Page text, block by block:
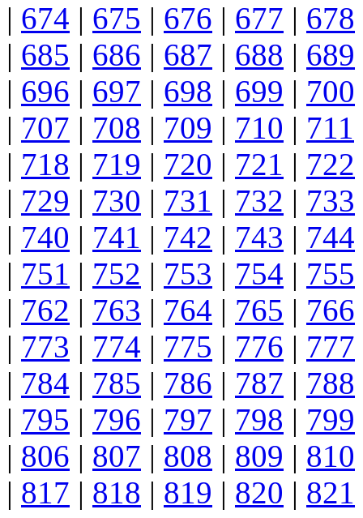
| 674 | 675 | 676 | 677 | 678
| 685 | 686 | 687 | 688 | 689
| 696 | 697 | 698 | 699 | 700
| 707 | 708 | 709 | 710 | 711
| 718 | 719 | 720 | 721 | 722
| 729 | 730 | 731 | 732 | 733
| 740 | 741 | 742 | 743 | 744
| 751 | 752 | 753 | 754 | 755
| 762 | 763 | 764 | 765 | 766
| 773 | 774 | 775 | 776 | 777
| 784 | 785 | 786 | 787 | 788
| 795 | 796 | 797 | 798 | 799
| 806 | 807 | 808 | 809 | 810
| 817 | 818 | 819 | 820 | 821